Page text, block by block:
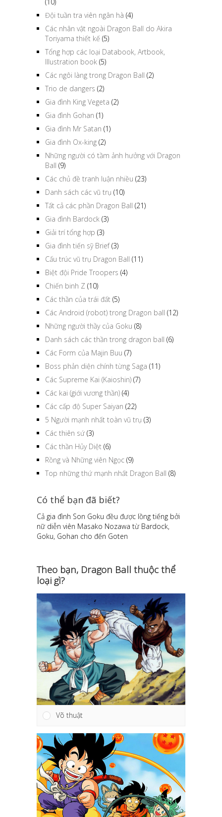
Đội tuần tra viên ngân hà (4)
Các nhân vật ngoài Dragon Ball do Akira
Toriyama thiết kế (5)
Tổng hợp các loại Databook, Artbook,
Illustration book (5)
Các ngôi làng trong Dragon Ball (2)
Trio de dangers (2)
Gia đình King Vegeta (2)
Gia đình Gohan (1)
Gia đình Mr Satan (1)
Gia đình Ox-king (2)
Những người có tầm ảnh hưởng với Dragon
Ball (9)
Các chủ đề tranh luận nhiều (23)
Danh sách các vũ trụ (10)
Tất cả các phần Dragon Ball (21)
Gia đình Bardock (3)
Giải trí tổng hợp (3)
Gia đình tiến sỹ Brief(3)
Cấu trúc vũ trụ Dragon Ball (11)
Biệt đội Pride Troopers (4)
Chiến binh Z (10)
Các thần của trái đất (5)
Các Android (robot) trong Dragon ball (12)
Những người thầy của Goku (8)
Danh sách các thần trong dragon ball (6)
Các Form của Majin Buu (7)
Boss phản diện chính từng Saga (11)
Các Supreme Kai (Kaioshin) (7)
Các kai (giới vương thần) (4)
Các cấp độ Super Saiyan (22)
5 Người mạnh nhất toàn vũ trụ (3)
Các thiên sứ (3)
Các thần Hủy Diệt (6)
Rồng và Những viên Ngọc (9)
Top những thứ mạnh nhất Dragon Ball (8)
Có thể bạn đã biết?
Cả gia đình Son Goku đều được lồng tiếng bởi
nữ diễn viên Masako Nozawa từ Bardock,
Goku, Gohan cho đến Goten
Theo bạn, Dragon Ball thuộc thể
loại gì?
Võ thuật